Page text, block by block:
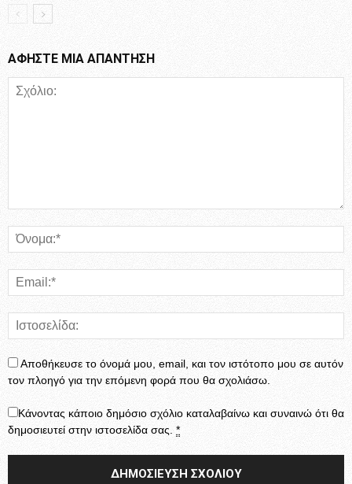
ΑΦΗΣΤΕ ΜΙΑ ΑΠΑΝΤΗΣΗ
Αποθήκευσε το όνομά μου, email, και τον ιστότοπο μου σε αυτόν
τον πλοηγό για την επόμενη φορά που θα σχολιάσω.
Κάνοντας κάποιο δημόσιο σχόλιο καταλαβαίνω και συναινώ ότι θα
δημοσιευτεί στην ιστοσελίδα σας. *